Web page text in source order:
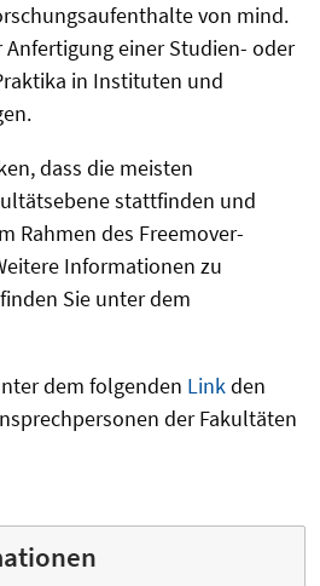
von mind.
Anfertigung einer Studien- oder
in Instituten und
dass die meisten
stattfinden und
Rahmen des Freemover-
Informationen zu
Sie unter dem
dem folgenden Linkden
der Fakultäten